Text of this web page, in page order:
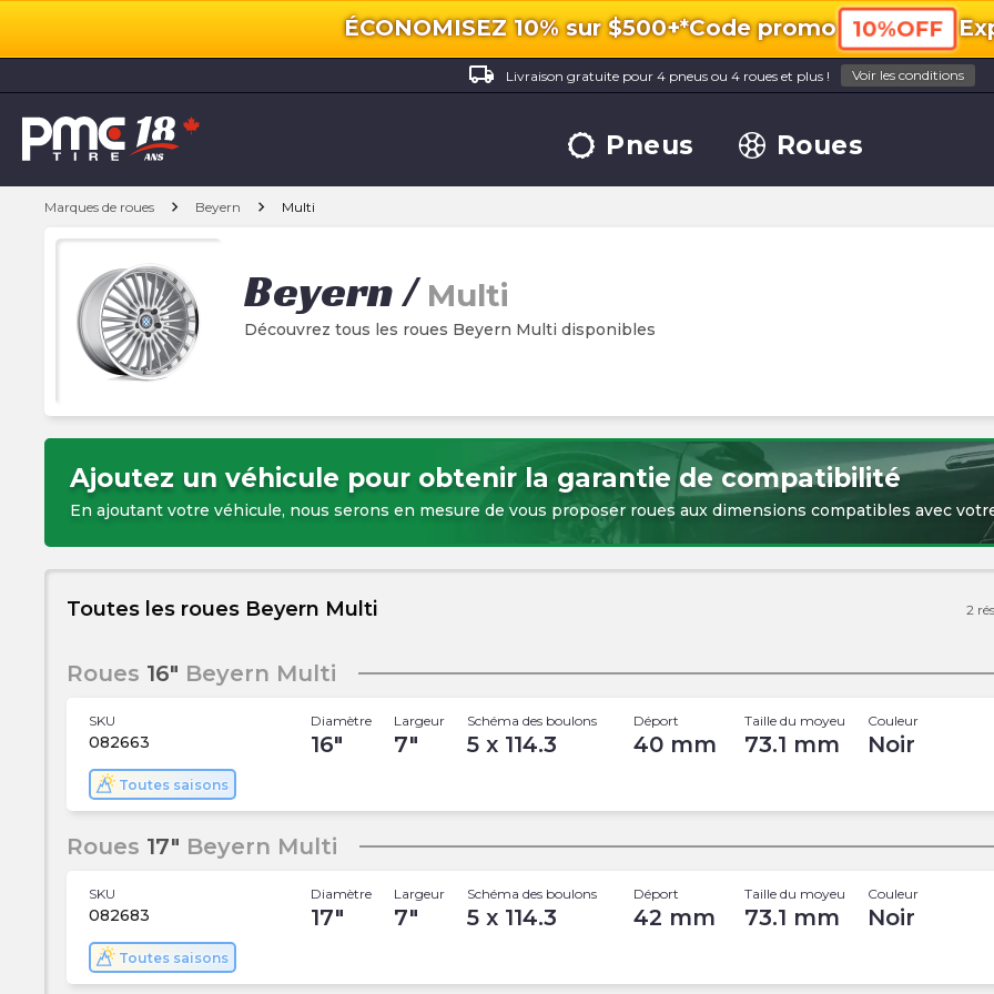
ÉCONOMISEZ 10% sur $500+*Code promo 10%OFF
local_shipping
Livraison gratuite pour 4 pneus ou 4 roues et plus ! Voir les conditions
Pneus Roues
Marques de roues chevron_right Beyern chevron_right Multi
Beyern/ Multi
Découvrez tous les roues Beyern Multi disponibles
Ajoutez un véhicule pour obtenir la garantie de compatibilité
En ajoutant votre véhicule, nous serons en mesure de vous proposer roues aux dimensions compatibles avec
Toutes les roues Beyern Multi 2
Roues 16" Beyern Multi
SKU
082663
Diamètre
16"
Largeur
7"
Schéma des boulons
5 x 114.3
Déport
40 mm
Taille du moyeu
73.1 mm
Couleur
Noir
Toutes saisons
Roues 17" Beyern Multi
SKU
082683
Diamètre
17"
Largeur
7"
Schéma des boulons
5 x 114.3
Déport
42 mm
Taille du moyeu
73.1 mm
Couleur
Noir
Toutes saisons